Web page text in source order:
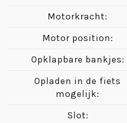
Motorkracht:
Motor position:
Opklapbare bankjes:
Opladen in de fiets
mogelijk:
Slot: